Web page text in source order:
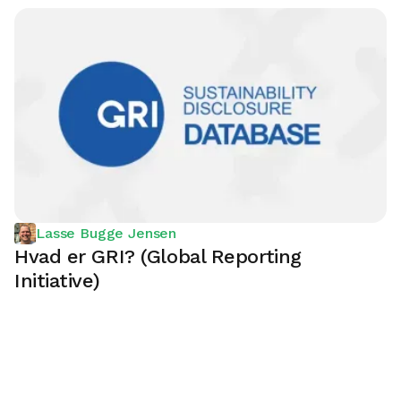
Lasse Bugge Jensen
Hvad er GRI? (Global Reporting
Initiative)